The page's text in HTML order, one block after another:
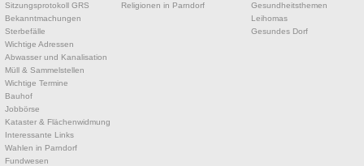
Sitzungsprotokoll GRS
Bekanntmachungen
Sterbefälle
Wichtige Adressen
Abwasser und Kanalisation
Müll & Sammelstellen
Wichtige Termine
Bauhof
Jobbörse
Kataster & Flächenwidmung
Interessante Links
Wahlen in Parndorf
Fundwesen
Religionen in Parndorf
Gesundheitsthemen
Leihomas
Gesundes Dorf